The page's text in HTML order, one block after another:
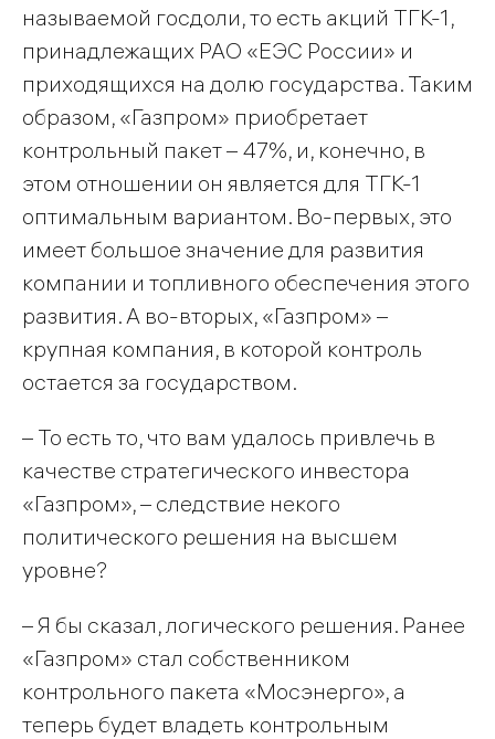
называемой госдоли, то есть акций ТГК-1,
принадлежащих РАО «ЕЭС России» и
приходящихся на долю государства. Таким
образом, «Газпром» приобретает
контрольный пакет – 47%, и, конечно, в
этом отношении он является для ТГК-1
оптимальным вариантом. Во-первых, это
имеет большое значение для развития
компании и топливного обеспечения этого
развития. А во-вторых, «Газпром» –
крупная компания, в которой контроль
остается за государством.
– То есть то, что вам удалось привлечь в
качестве стратегического инвестора
«Газпром», – следствие некого
политического решения на высшем
уровне?
– Я бы сказал, логического решения. Ранее
«Газпром» стал собственником
контрольного пакета «Мосэнерго», а
теперь будет владеть контрольным